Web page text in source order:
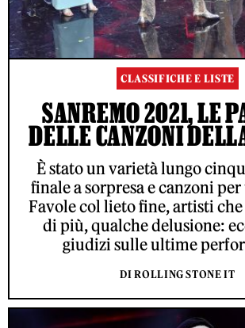
CLASSIFICHE E LISTE
SANREMO 2021, LE
DELLE CANZONI
È stato un varietà lungo
finale a sorpresa e canzoni
Favole col lieto fine, artisti
di più, qualche delusione:
giudizi sulle ultime
DI ROLLING STONE IT